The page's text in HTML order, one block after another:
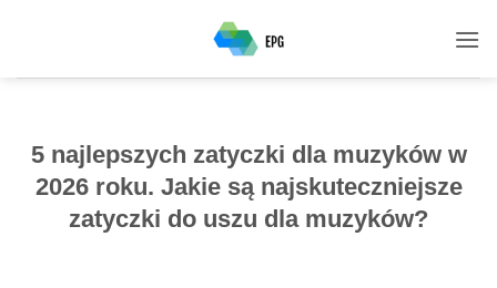
5 najlepszych zatyczki dla muzyków w
2026 roku. Jakie są najskuteczniejsze
zatyczki do uszu dla muzyków?